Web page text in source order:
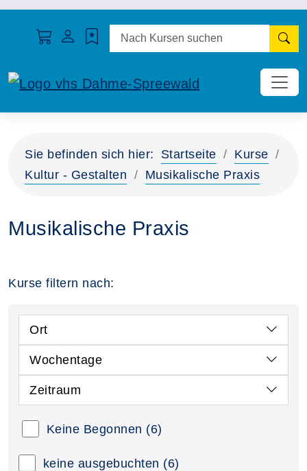
Sie befinden sich hier: Startseite
Kurse
Kultur - Gestalten
Musikalische Praxis
Musikalische Praxis
Kurse filtern nach:
Ort
Wochentage
Zeitraum
Keine Begonnen (6)
keine ausgebuchten (6)